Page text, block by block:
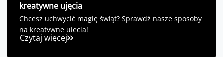
kreatywne ujęcia
Chcesz uchwycić magię świąt? Sprawdź nasze sposoby
na kreatywne ujęcia!
Czytaj więcej